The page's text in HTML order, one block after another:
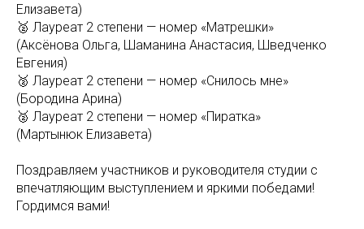
Елизавета)
🥈 Лауреат 2 степени — номер «Матрешки»
(Аксёнова Ольга, Шаманина Анастасия, Шведченко
Евгения)
🥈 Лауреат 2 степени — номер «Снилось мне»
(Бородина Арина)
🥈 Лауреат 2 степени — номер «Пиратка»
(Мартынюк Елизавета)
Поздравляем участников и руководителя студии с
впечатляющим выступлением и яркими победами!
Гордимся вами!